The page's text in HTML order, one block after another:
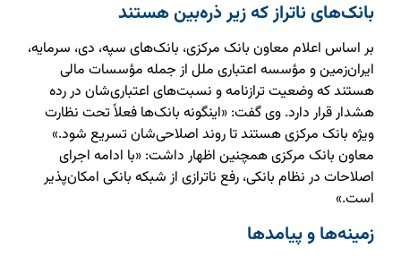
بانک‌های ناتراز که زیر ذره‌بین هستند
بر اساس اعلام معاون بانک مرکزی، بانک‌های سپه، دی، سرمایه،
ایران‌زمین و مؤسسه اعتباری ملل از جمله مؤسسات مالی
هستند که وضعیت ترازنامه و نسبت‌های اعتباری‌شان در رده
هشدار قرار دارد. وی گفت: «اینگونه بانک‌ها فعلاً تحت نظارت
ویژه بانک مرکزی هستند تا روند اصلاحی‌شان تسریع شود.»
معاون بانک مرکزی همچنین اظهار داشت: «با ادامه اجرای
اصلاحات در نظام بانکی، رفع ناترازی از شبکه بانکی امکان‌پذیر
است.»
زمینه‌ها و پیامدها